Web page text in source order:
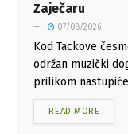
Zaječaru
07/08/2026
Kod Tackove
održan muzički
prilikom
READ MORE